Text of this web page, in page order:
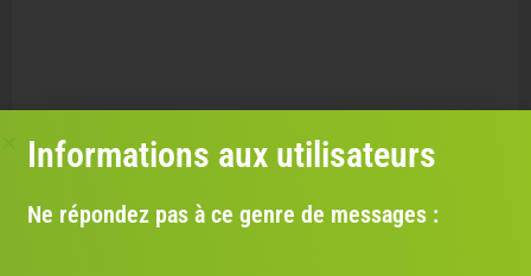
Informations aux utilisateurs
Ne répondez pas à ce genre de messages :